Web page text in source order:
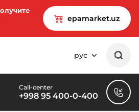
epamarket.uz
рус
Call-center
+998 95 400-0-400